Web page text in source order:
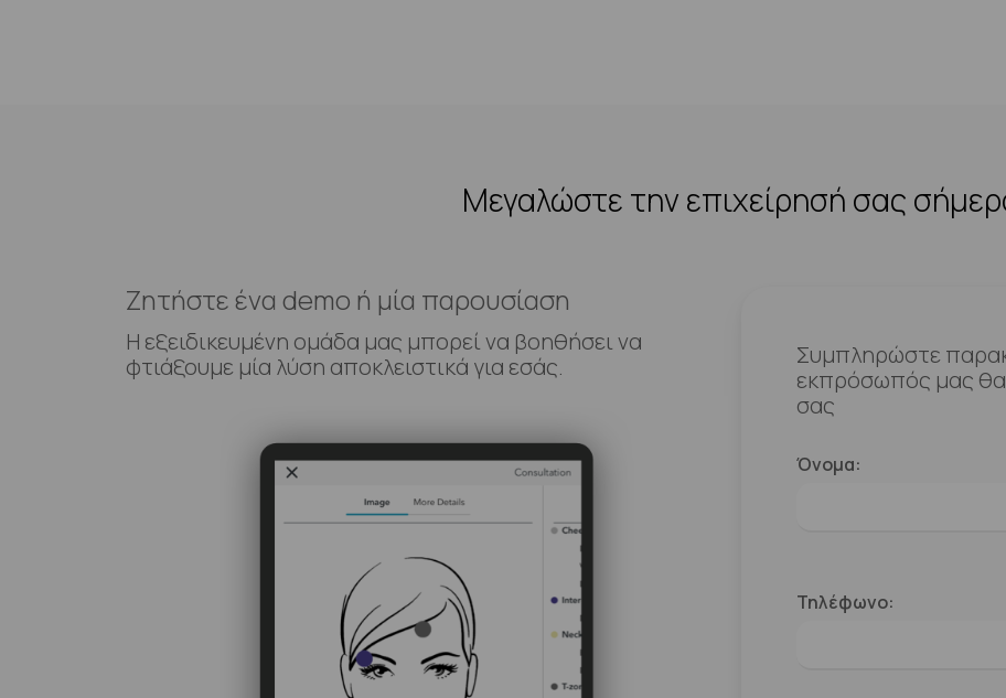
Μεγαλώστε την επιχείρησή σας
Ζητήστε ένα demo ή μία παρουσίαση
Η εξειδικευμένη ομάδα μας μπορεί να βοηθήσει να
φτιάξουμε μία λύση αποκλειστικά για εσάς.
Συμπληρώστε
εκπρόσωπός μας θα
σας
Όνομα:
Τηλέφωνο: